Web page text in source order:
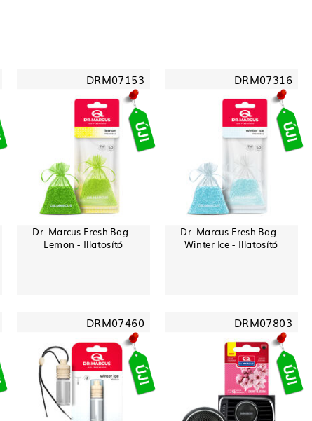
DRM07153
Dr. Marcus Fresh Bag -
Lemon - Illatosító
DRM07316
Dr. Marcus Fresh Bag -
Winter Ice - Illatosító
DRM07460 DRM07803